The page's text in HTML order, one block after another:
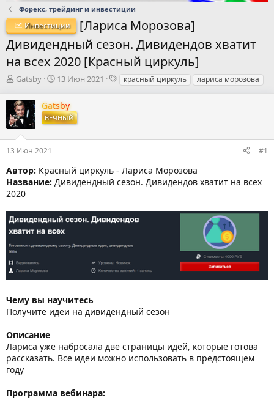
Форекс, трейдинг и инвестиции
Инвестиции
[Лариса Морозова]
Дивидендный сезон. Дивидендов хватит
на всех 2020 [Красный циркуль]
А
т
о
р
м
ы
Gatsby
Д
т
а
н
а
л
а
13 Июн 2021
Ткрасный циркуль лариса морозова
Gatsby
ВЕЧНЫЙ
13 Июн 2021 #1
Автор: Красный циркуль - Лариса Морозова
Название: Дивидендный сезон. Дивидендов хватит на всех
2020
Чему вы научитесь
Получите идеи на дивидендный сезон
Описание
Лариса уже набросала две страницы идей, которые готова
рассказать. Все идеи можно использовать в предстоящем
году
Программа вебинара: